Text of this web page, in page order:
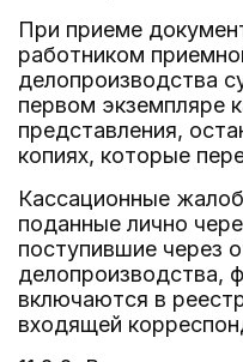
При приеме
работником
делопроизводства
первом экземпляре
представления,
копиях, которые
Кассационные
поданные лично
поступившие через
делопроизводства,
включаются в
входящей